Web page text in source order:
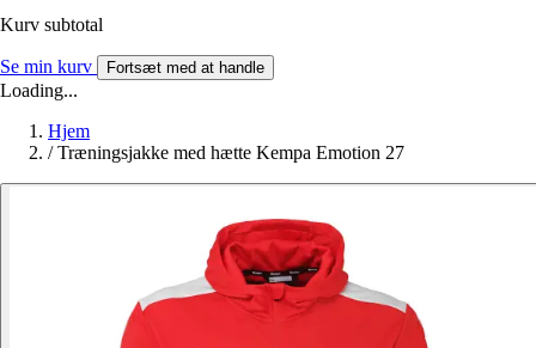
Kurv subtotal
Se min kurv Fortsæt med at handle
Loading...
Hjem
/ Træningsjakke med hætte Kempa Emotion 27